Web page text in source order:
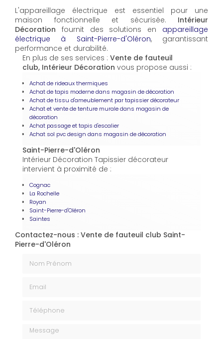
L'appareillage électrique est essentiel pour une
maison fonctionnelle et sécurisée. Intérieur
Décoration fournit des solutions en appareillage
électrique à Saint-Pierre-d'Oléron, garantissant
performance et durabilité.
En plus de ses services : Vente de fauteuil
club, Intérieur Décoration vous propose aussi :
Achat de rideaux thermiques
Achat de tapis moderne dans magasin de décoration
Achat de tissu d'ameublement par tapissier décorateur
Achat et vente de tenture murale dans magasin de
décoration
Achat passage et tapis d'escalier
Achat sol pvc design dans magasin de décoration
Saint-Pierre-d'Oléron
Intérieur Décoration Tapissier décorateur
intervient à proximité de :
Cognac
La Rochelle
Royan
Saint-Pierre-d'Oléron
Saintes
Contactez-nous : Vente de fauteuil club Saint-
Pierre-d'Oléron
Message